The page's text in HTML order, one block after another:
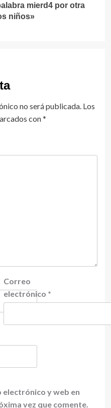
mierd4 por otra
niños»
no será publicada. Los
con*
Correo
electrónico *
y web en
vez que comente.